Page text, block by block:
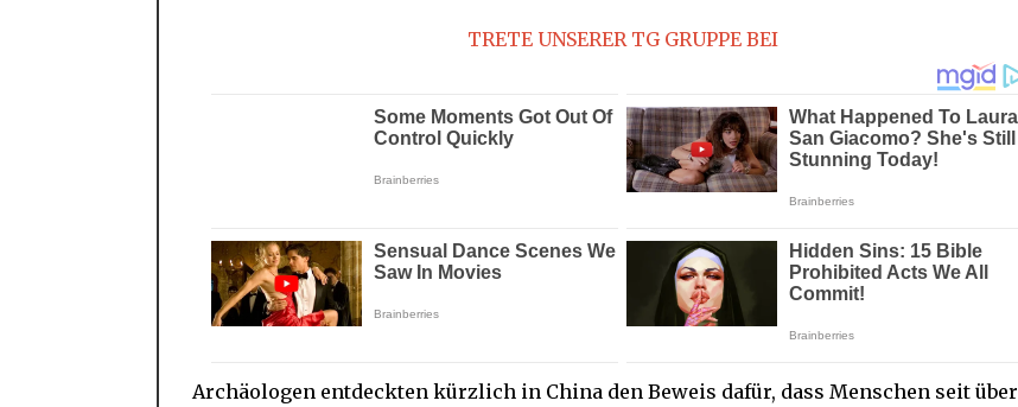
TRETE UNSERER TG GRUPPE BEI
Archäologen entdeckten kürzlich in China den Beweis dafür, dass Menschen seit über